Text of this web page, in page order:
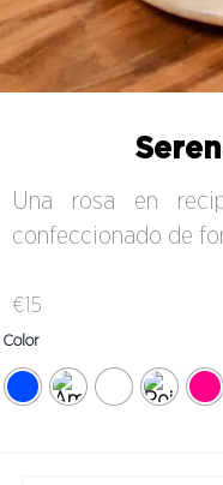
Una rosa en
confeccionado de
€ 15
Color
singular
cantidad